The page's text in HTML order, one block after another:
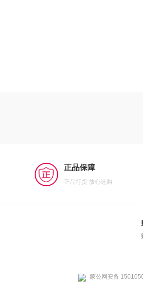
正品保障
正品行货 放心选购
蒙公网安备